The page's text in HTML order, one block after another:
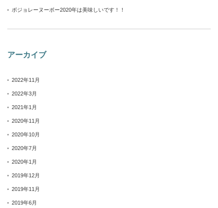
ボジョレーヌーボー2020年は美味しいです！！
アーカイブ
2022年11月
2022年3月
2021年1月
2020年11月
2020年10月
2020年7月
2020年1月
2019年12月
2019年11月
2019年6月